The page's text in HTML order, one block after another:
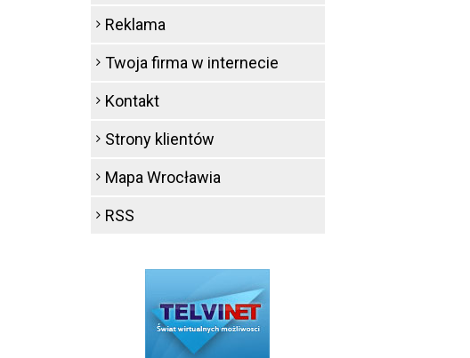
Reklama
Twoja firma w internecie
Kontakt
Strony klientów
Mapa Wrocławia
RSS